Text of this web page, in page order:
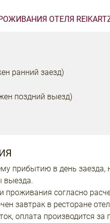
ОТЕЛЯ
ранний заезд)
поздний выезд)
прибытию в день заезда,
выезда.
проживания согласно
завтрак в ресторане
оплата производится за